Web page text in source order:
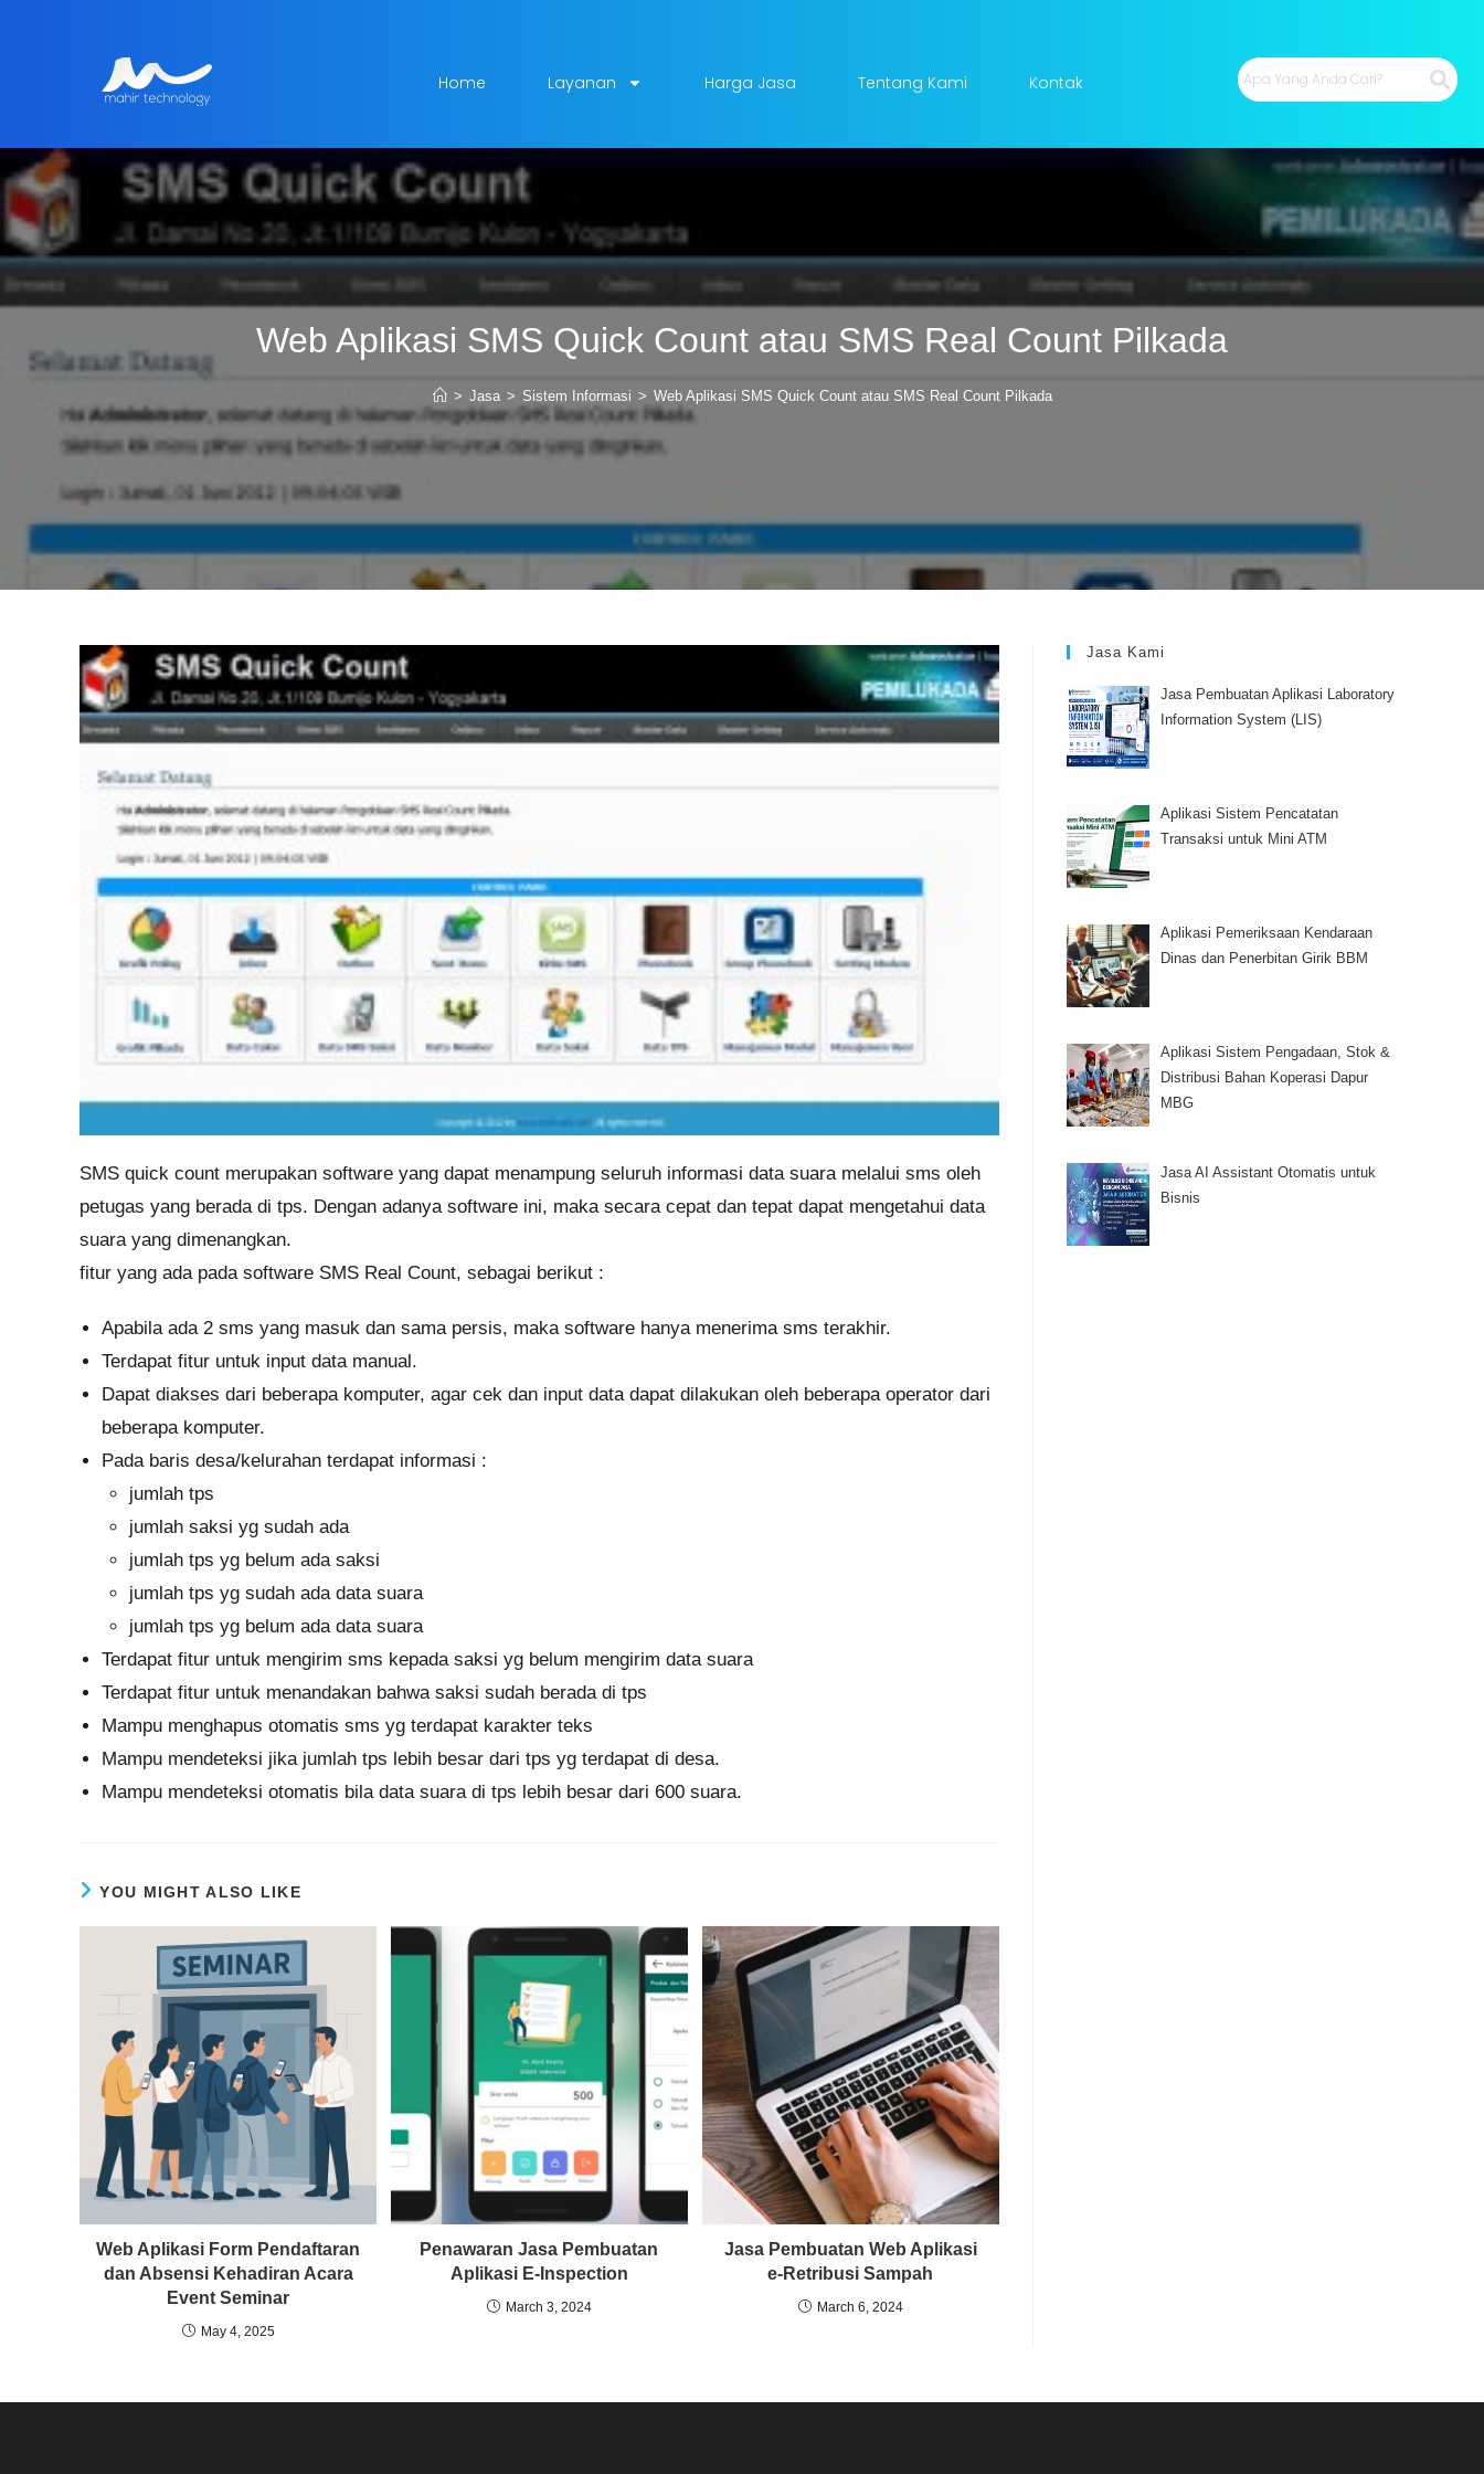
Home Layanan Harga Jasa Tentang Kami Kontak
Web Aplikasi SMS Quick Count atau SMS Real Count Pilkada
> Jasa > Sistem Informasi > Web Aplikasi SMS Quick Count atau SMS Real Count Pilkada
SMS quick count merupakan software yang dapat menampung seluruh informasi data suara melalui sms oleh
petugas yang berada di tps. Dengan adanya software ini, maka secara cepat dan tepat dapat mengetahui data
suara yang dimenangkan.
fitur yang ada pada software SMS Real Count, sebagai berikut :
Apabila ada 2 sms yang masuk dan sama persis, maka software hanya menerima sms terakhir.
Terdapat fitur untuk input data manual.
Dapat diakses dari beberapa komputer, agar cek dan input data dapat dilakukan oleh beberapa operator dari
beberapa komputer.
Pada baris desa/kelurahan terdapat informasi :
jumlah tps
jumlah saksi yg sudah ada
jumlah tps yg belum ada saksi
jumlah tps yg sudah ada data suara
jumlah tps yg belum ada data suara
Terdapat fitur untuk mengirim sms kepada saksi yg belum mengirim data suara
Terdapat fitur untuk menandakan bahwa saksi sudah berada di tps
Mampu menghapus otomatis sms yg terdapat karakter teks
Mampu mendeteksi jika jumlah tps lebih besar dari tps yg terdapat di desa.
Mampu mendeteksi otomatis bila data suara di tps lebih besar dari 600 suara.
YOU MIGHT ALSO LIKE
Web Aplikasi Form Pendaftaran
dan Absensi Kehadiran Acara
Event Seminar
May 4, 2025
Penawaran Jasa Pembuatan
Aplikasi E-Inspection
March 3, 2024
Jasa Pembuatan Web Aplikasi
e-Retribusi Sampah
March 6, 2024
Jasa Kami
Jasa Pembuatan Aplikasi Laboratory
Information System (LIS)
Aplikasi Sistem Pencatatan
Transaksi untuk Mini ATM
Aplikasi Pemeriksaan Kendaraan
Dinas dan Penerbitan Girik BBM
Aplikasi Sistem Pengadaan, Stok &
Distribusi Bahan Koperasi Dapur
MBG
Jasa AI Assistant Otomatis untuk
Bisnis